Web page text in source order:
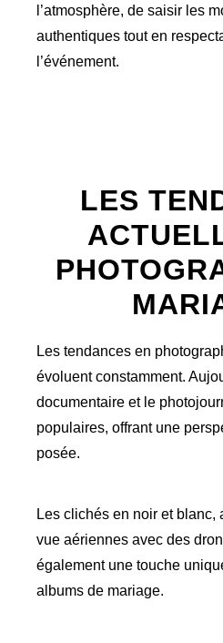
l’atmosphère, de saisir les
authentiques tout en
l’événement.
LES
Les tendances en
évoluent constamment.
documentaire et le
populaires, offrant une
posée.
Les clichés en noir et
vue aériennes avec des
également une touche
albums de mariage.